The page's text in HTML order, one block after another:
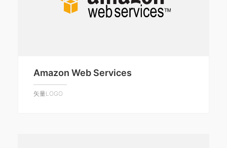
Amazon Web Services
矢量LOGO